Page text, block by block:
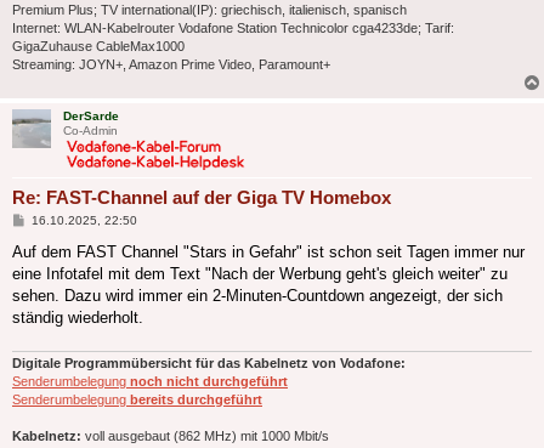
Premium Plus; TV international(IP): griechisch, italienisch, spanisch
Internet: WLAN-Kabelrouter Vodafone Station Technicolor cga4233de; Tarif:
GigaZuhause CableMax1000
Streaming: JOYN+, Amazon Prime Video, Paramount+
DerSarde
Co-Admin
Re: FAST-Channel auf der Giga TV Homebox
Beitrag
16.10.2025, 22:50
Auf dem FAST Channel "Stars in Gefahr" ist schon seit Tagen immer nur
eine Infotafel mit dem Text "Nach der Werbung geht's gleich weiter" zu
sehen. Dazu wird immer ein 2-Minuten-Countdown angezeigt, der sich
ständig wiederholt.
Digitale Programmübersicht für das Kabelnetz von Vodafone:
Senderumbelegung noch nicht durchgeführt
Senderumbelegung bereits durchgeführt
Kabelnetz: voll ausgebaut (862 MHz) mit 1000 Mbit/s